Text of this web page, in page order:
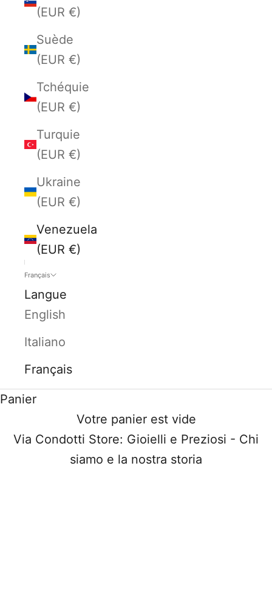
(EUR €)
Suède
(EUR €)
Tchéquie
(EUR €)
Turquie
(EUR €)
Ukraine
(EUR €)
Venezuela
(EUR €)
Français
Langue
English
Italiano
Français
Panier
Votre panier est vide
Via Condotti Store: Gioielli e Preziosi - Chi
siamo e la nostra storia